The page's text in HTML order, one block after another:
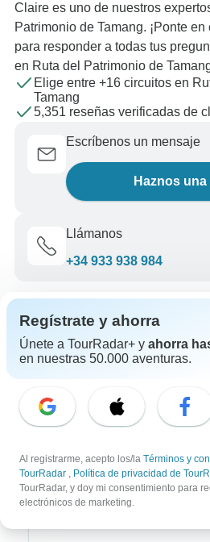
Claire es uno de nuestros
Patrimonio de Tamang. ¡Ponte
para responder a todas tus
en Ruta del Patrimonio de
Elige entre +16 circuitos en
Tamang
5,351 reseñas verificadas de
Escríbenos un mensaje
Haznos
Llámanos
+34 933 938 984
África
Asia
Australia / Oceanía
Regístrate y ahorra
Únete a TourRadar+ y ahorra
en nuestras 50.000 aventuras.
Al registrarme, acepto los/la Términos y
TourRadar , Política de privacidad de
TourRadar, y doy mi consentimiento para
electrónicos de marketing.